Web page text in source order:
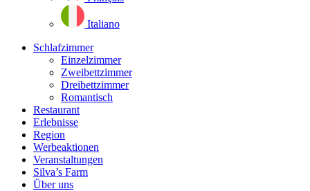
Italiano
Schlafzimmer
Einzelzimmer
Zweibettzimmer
Dreibettzimmer
Romantisch
Restaurant
Erlebnisse
Region
Werbeaktionen
Veranstaltungen
Silva’s Farm
Über uns